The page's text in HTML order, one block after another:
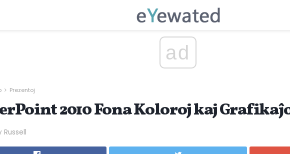
ad
Prezentoj
2010 Fona Koloroj kaj
Russell